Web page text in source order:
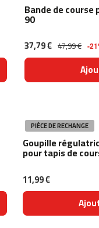
Bande de course
90
37,79 € 47,99 € -
PIÈCE DE RECHANGE
Goupille
pour tapis de
11,99 €